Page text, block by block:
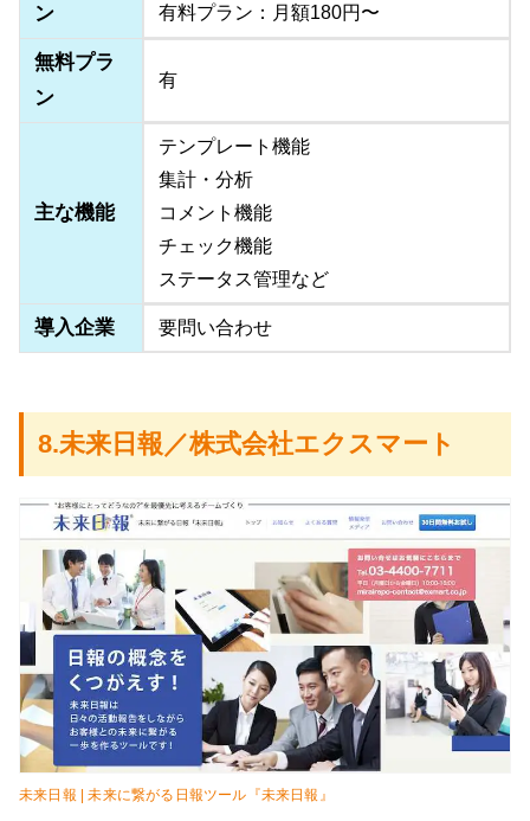
ン
有料プラン：月額180円〜
無料プラ
ン
有
主な機能
テンプレート機能
集計・分析
コメント機能
チェック機能
ステータス管理など
導入企業 要問い合わせ
8.未来日報／株式会社エクスマート
未来日報 | 未来に繋がる日報ツール『未来日報』